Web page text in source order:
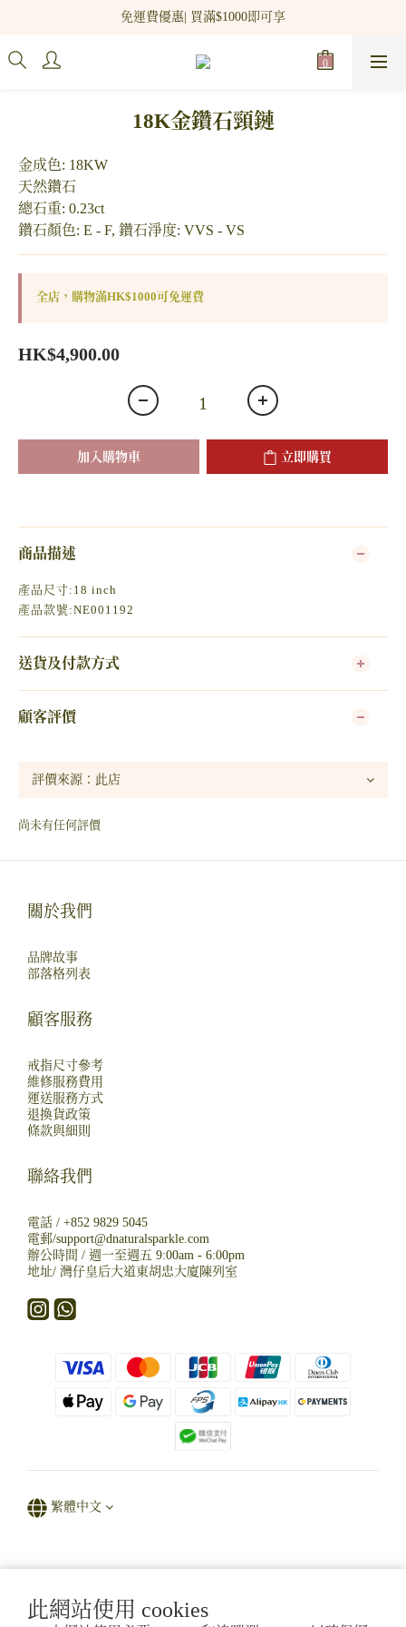
此網站使用 cookies
新網站會員登記 即贈$100 購物金!
免運費優惠| 買滿$1000即可享
新網站會員登記 即贈$100 購物金!
18K金鑽石頸鏈
金成色: 18KW
天然鑽石
總石重: 0.23ct
鑽石顏色: E - F, 鑽石淨度: VVS - VS
全店，購物滿HK$1000可免運費
HK$4,900.00
加入購物車 立即購買
商品描述
產品尺寸:18 inch
產品款號:NE001192
送貨及付款方式
顧客評價
尚未有任何評價
關於我們
品牌故事
部落格列表
顧客服務
戒指尺寸參考
維修服務費用
運送服務方式
退換貨政策
條款與細則
聯絡我們
電話 / +852 9829 5045
電郵/support@dnaturalsparkle.com
辦公時間 / 週一至週五 9:00am - 6:00pm
地址/ 灣仔皇后大道東胡忠大廈陳列室
繁體中文